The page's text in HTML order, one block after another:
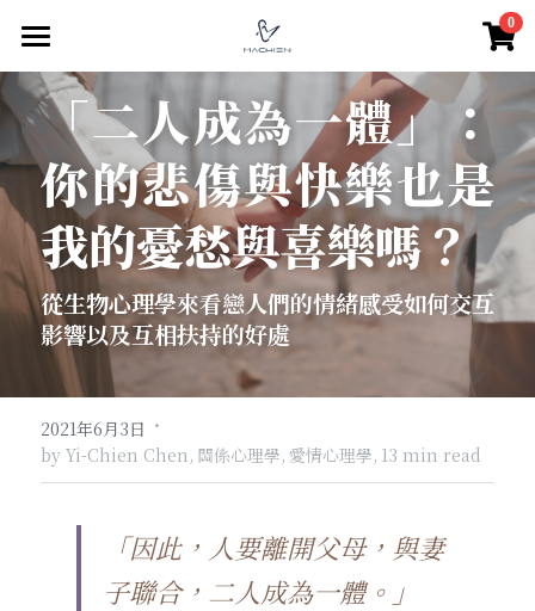
0
驀然回首
親密關係
關係經營
關係難題
親密中的自我
家庭關係
老年關係
親子關係
互動式教養
學習教育
職場經營
團隊領導
組織文化
人際關係
群體互動
社群認同與自我
思想人
哲思好讀
關於愛
關於盼望
心賞生活
北方文藝復興
愛的可能性
線在說心事
「二人成為一體」：
你的悲傷與快樂也是
我的憂愁與喜樂嗎？
從生物心理學來看戀人們的情緒感受如何交互
影響以及互相扶持的好處
2021年6月3日 ·
by Yi-Chien Chen, 關係心理學, 愛情心理學, 13 min read
「因此，人要離開父母，與妻
子聯合，二人成為一體。」
×
商品分類
所有商品分類